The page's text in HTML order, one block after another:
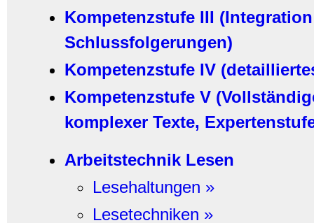
Kompetenzstufe III
Schlussfolgerungen)
Kompetenzstufe IV
Kompetenzstufe V
komplexer Texte,
Arbeitstechnik Lesen
Lesehaltungen »
Lesetechniken »